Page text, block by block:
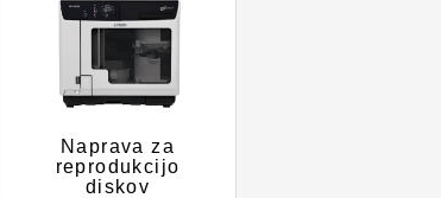
Naprava za
reprodukcijo
diskov